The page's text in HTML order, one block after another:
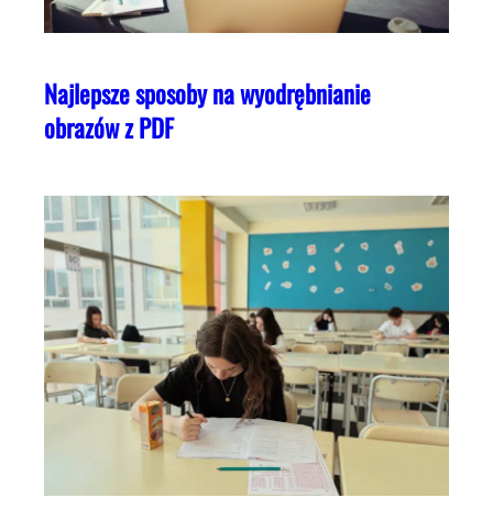
Najlepsze sposoby na wyodrębnianie
obrazów z PDF